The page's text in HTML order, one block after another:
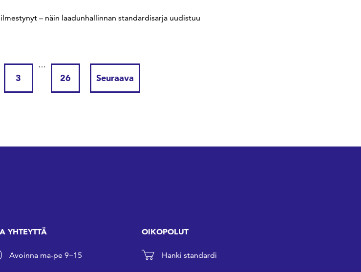
– näin laadunhallinnan standardisarja uudistuu
3
…
26 Seuraava
YHTEYTTÄ
Avoinna ma-pe 9−15
OIKOPOLUT
Hanki standardi